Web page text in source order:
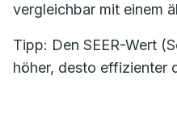
vergleichbar mit einem
Tipp: Den SEER-Wert
höher, desto effizienter